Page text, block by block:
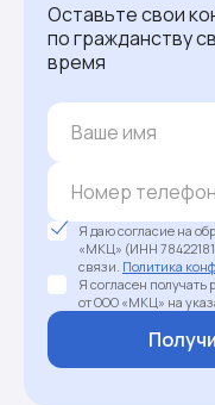
Оставьте свои
по гражданству
время
Я даю согласие на
«МКЦ» (ИНН
связи. Политика
Я согласен
от ООО «МКЦ» на